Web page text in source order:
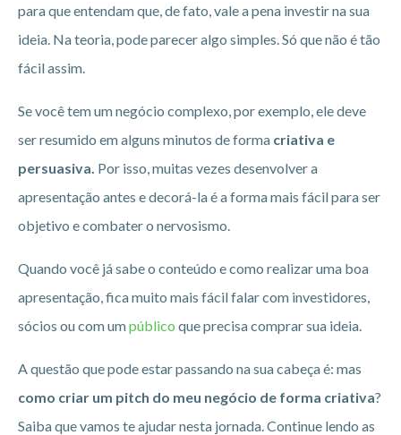
para que entendam que, de fato, vale a pena investir na sua
ideia. Na teoria, pode parecer algo simples. Só que não é tão
fácil assim.
Se você tem um negócio complexo, por exemplo, ele deve
ser resumido em alguns minutos de forma criativa e
persuasiva. Por isso, muitas vezes desenvolver a
apresentação antes e decorá-la é a forma mais fácil para ser
objetivo e combater o nervosismo.
Quando você já sabe o conteúdo e como realizar uma boa
apresentação, fica muito mais fácil falar com investidores,
sócios ou com umpúblico que precisa comprar sua ideia.
A questão que pode estar passando na sua cabeça é: mas
como criar um pitch do meu negócio de forma criativa?
Saiba que vamos te ajudar nesta jornada. Continue lendo as